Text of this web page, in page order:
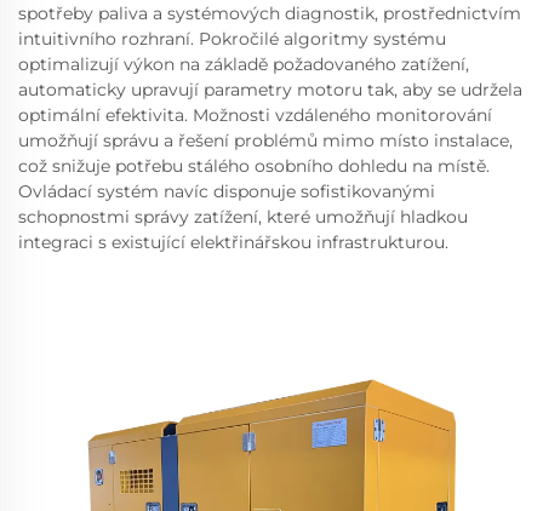
spotřeby paliva a systémových diagnostik, prostřednictvím
intuitivního rozhraní. Pokročilé algoritmy systému
optimalizují výkon na základě požadovaného zatížení,
automaticky upravují parametry motoru tak, aby se udržela
optimální efektivita. Možnosti vzdáleného monitorování
umožňují správu a řešení problémů mimo místo instalace,
což snižuje potřebu stálého osobního dohledu na místě.
Ovládací systém navíc disponuje sofistikovanými
schopnostmi správy zatížení, které umožňují hladkou
integraci s existující elektřinářskou infrastrukturou.